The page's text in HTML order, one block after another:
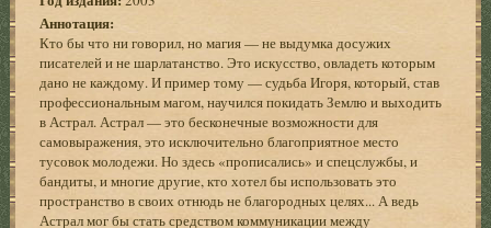
Аннотация:
Кто бы что ни говорил, но магия — не выдумка досужих
писателей и не шарлатанство. Это искусство, овладеть которым
дано не каждому. И пример тому — судьба Игоря, который, став
профессиональным магом, научился покидать Землю и выходить
в Астрал. Астрал — это бесконечные возможности для
самовыражения, это исключительно благоприятное место
тусовок молодежи. Но здесь «прописались» и спецслужбы, и
бандиты, и многие другие, кто хотел бы использовать это
пространство в своих отнюдь не благородных целях... А ведь
Астрал мог бы стать средством коммуникации между